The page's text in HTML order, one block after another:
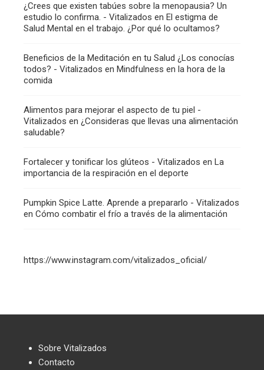
¿Crees que existen tabúes sobre la menopausia? Un
estudio lo confirma. - Vitalizados en El estigma de
Salud Mental en el trabajo. ¿Por qué lo ocultamos?
Beneficios de la Meditación en tu Salud ¿Los conocías
todos? - Vitalizados en Mindfulness en la hora de la
comida
Alimentos para mejorar el aspecto de tu piel -
Vitalizados en ¿Consideras que llevas una alimentación
saludable?
Fortalecer y tonificar los glúteos - Vitalizados en La
importancia de la respiración en el deporte
Pumpkin Spice Latte. Aprende a prepararlo - Vitalizados
en Cómo combatir el frío a través de la alimentación
https://www.instagram.com/vitalizados_oficial/
Sobre Vitalizados
Contacto